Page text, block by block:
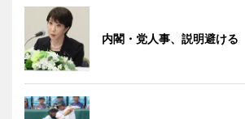
内閣・党人事、説明避ける